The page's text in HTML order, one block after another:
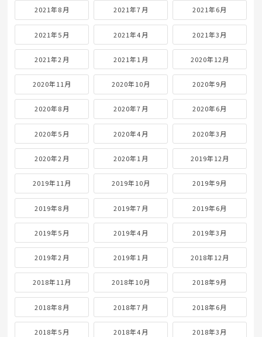
2021年8月 2021年7月 2021年6月
2021年5月 2021年4月 2021年3月
2021年2月 2021年1月 2020年12月
2020年11月 2020年10月 2020年9月
2020年8月 2020年7月 2020年6月
2020年5月 2020年4月 2020年3月
2020年2月 2020年1月 2019年12月
2019年11月 2019年10月 2019年9月
2019年8月 2019年7月 2019年6月
2019年5月 2019年4月 2019年3月
2019年2月 2019年1月 2018年12月
2018年11月 2018年10月 2018年9月
2018年8月 2018年7月 2018年6月
2018年5月 2018年4月 2018年3月